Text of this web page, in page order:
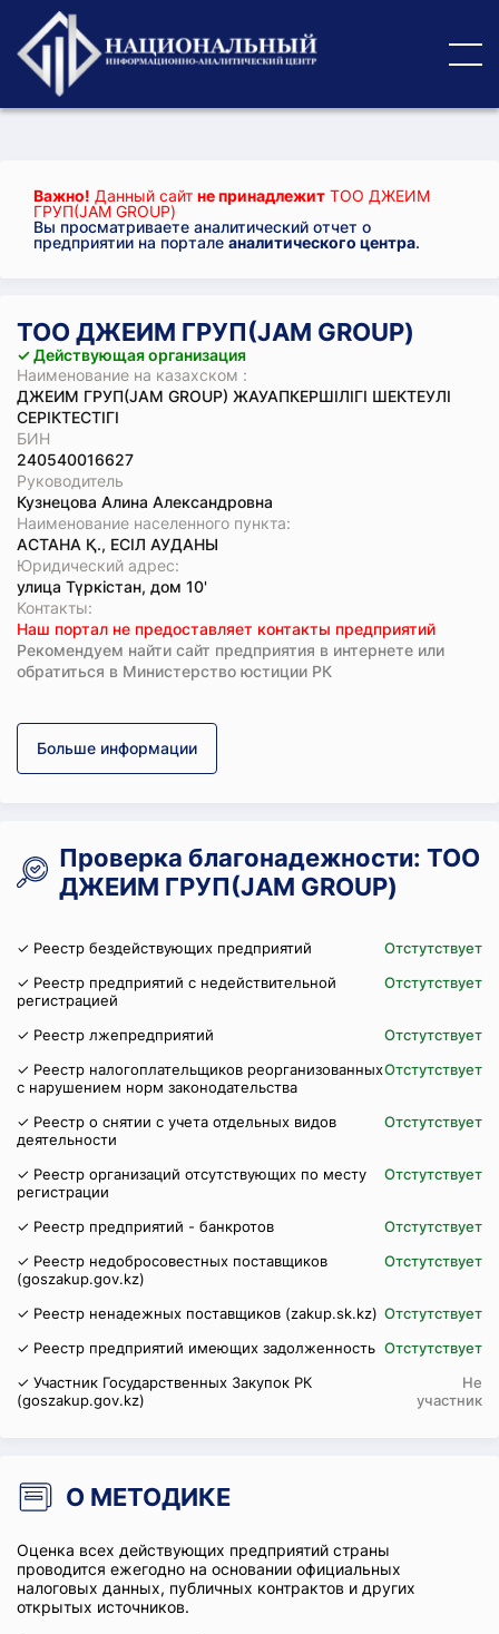
Важно! Данный сайт не принадлежит ТОО ДЖЕИМ
ГРУП(JAM GROUP)
Вы просматриваете аналитический отчет о
предприятии на портале аналитического центра.
ТОО ДЖЕИМ ГРУП(JAM GROUP)
✓ Действующая организация
Наименование на казахском :
ДЖЕИМ ГРУП(JAM GROUP) ЖАУАПКЕРШІЛІГІ ШЕКТЕУЛІ
СЕРІКТЕСТІГІ
БИН
240540016627
Руководитель
Кузнецова Алина Александровна
Наименование населенного пункта:
АСТАНА Қ., ЕСІЛ АУДАНЫ
Юридический адрес:
улица Түркістан, дом 10'
Koнтaкты:
Наш портал не предоставляет контакты предприятий
Рекомендуем найти сайт предприятия в интернете или
обратиться в Министерство юстиции РК
Больше информации
Проверка благонадежности: ТОО
ДЖЕИМ ГРУП(JAM GROUP)
✓ Реестр бездействующих предприятий
Отстутствует
✓ Реестр предприятий с недействительной
регистрацией
Отстутствует
✓ Реестр лжепредприятий
Отстутствует
✓ Реестр налогоплательщиков реорганизованных
с нарушением норм законодательства
Отстутствует
✓ Реестр о снятии с учета отдельных видов
деятельности
Отстутствует
✓ Реестр организаций отсутствующих по месту
регистрации
Отстутствует
✓ Реестр предприятий - банкротов
Отстутствует
✓ Реестр недобросовестных поставщиков
(goszakup.gov.kz)
Отстутствует
✓ Реестр ненадежных поставщиков (zakup.sk.kz) Отстутствует
✓ Реестр предприятий имеющих задолженность Отстутствует
✓ Участник Государственных Закупок РК
(goszakup.gov.kz)
Не
участник
О МЕТОДИКЕ
Оценка всех действующих предприятий страны
проводится ежегодно на основании официальных
налоговых данных, публичных контрактов и других
открытых источников.